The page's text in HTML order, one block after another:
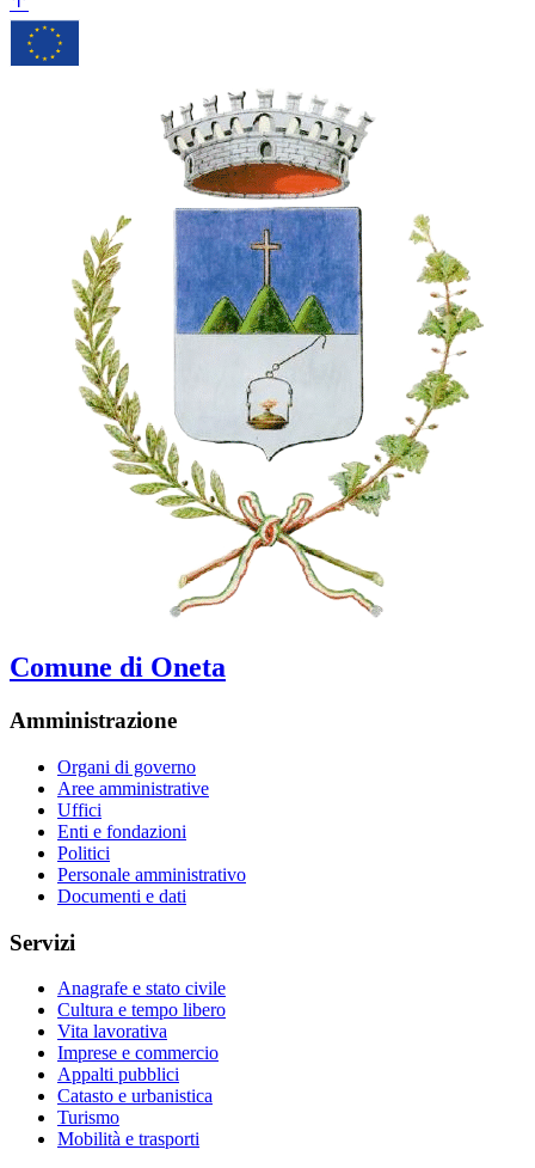
Comune di Oneta
Amministrazione
Organi di governo
Aree amministrative
Uffici
Enti e fondazioni
Politici
Personale amministrativo
Documenti e dati
Servizi
Anagrafe e stato civile
Cultura e tempo libero
Vita lavorativa
Imprese e commercio
Appalti pubblici
Catasto e urbanistica
Turismo
Mobilità e trasporti